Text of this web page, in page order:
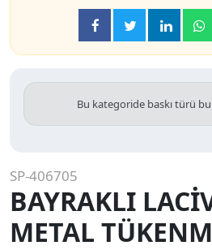
Bu kategoride baskı türü
SP-406705
BAYRAKLI
METAL